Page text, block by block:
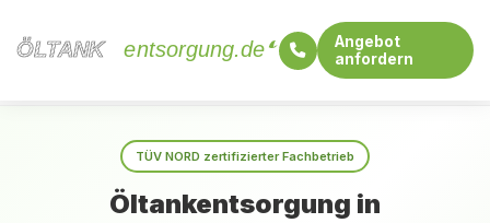
ÖLTANK
ÖLTANK entsorgung.de
Angebot
anfordern
TÜV NORD zertifizierter Fachbetrieb
Öltankentsorgung in